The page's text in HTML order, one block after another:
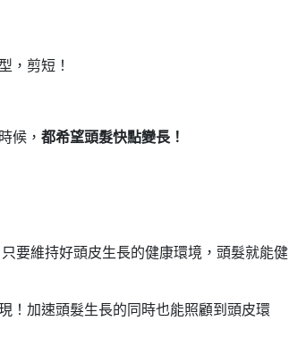
，剪短！
候， 都希望頭髮快點變長！
要維持好頭皮生長的健康環境，頭髮就能健
！加速頭髮生長的同時也能照顧到頭皮環